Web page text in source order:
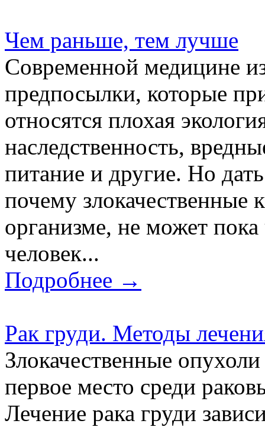
Чем раньше, тем лучше
Современной медицине
предпосылки, которые
относятся плохая
наследственность,
питание и другие. Но
почему злокачественные
организме, не может
человек...
Подробнее →
Рак груди. Методы
Злокачественные
первое место среди
Лечение рака груди